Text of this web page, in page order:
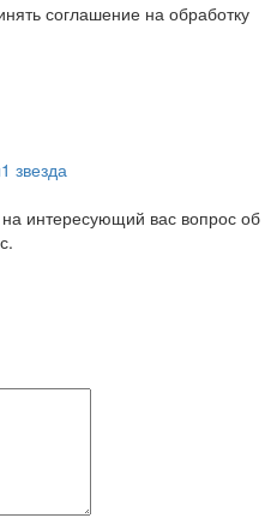
соглашение на обработку
1 звезда
интересующий вас вопрос об